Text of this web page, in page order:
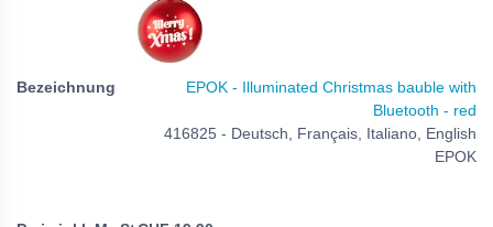
EPOK - Illuminated Christmas bauble with
Bluetooth - red
416825 - Deutsch, Français, Italiano, English
EPOK